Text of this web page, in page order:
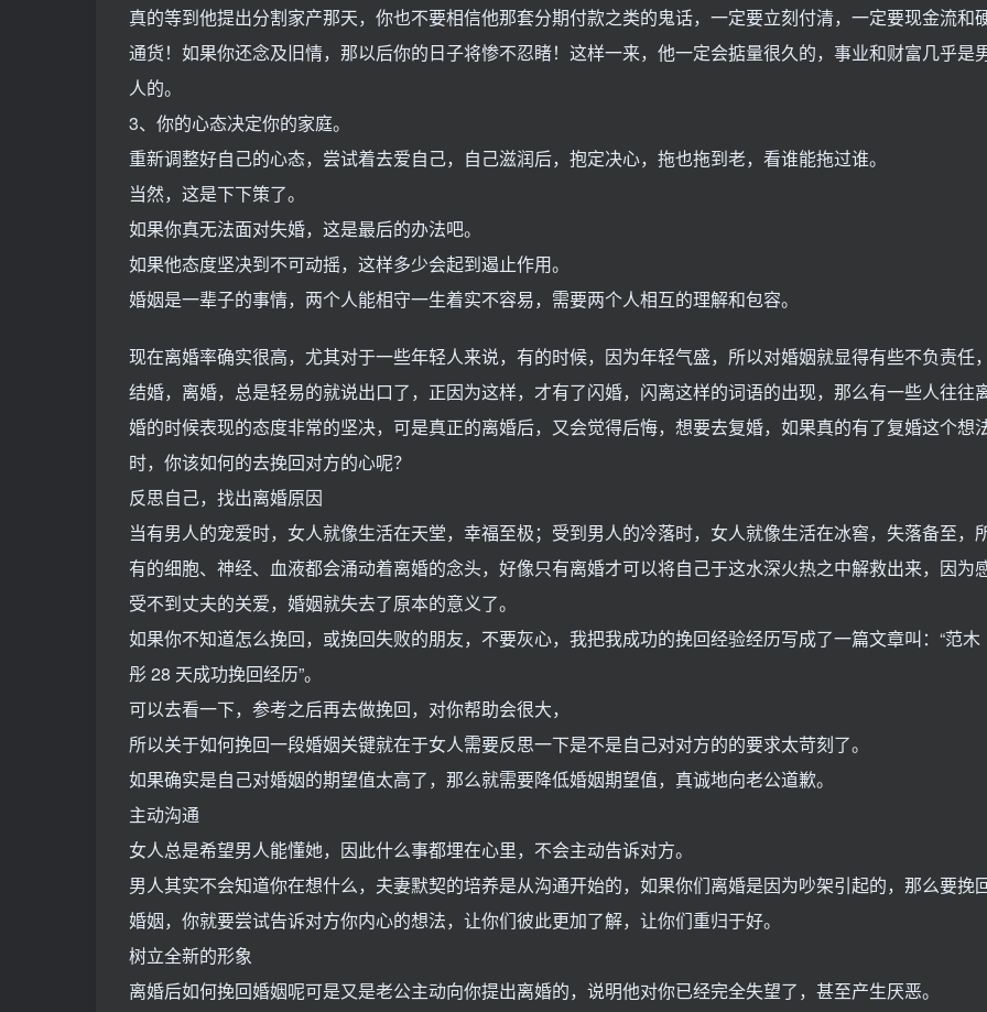
真的等到他提出分割家产那天，你也不要相信他那套分期付款之类的鬼话，一定要立刻付清，一定要现金流和
通货！如果你还念及旧情，那以后你的日子将惨不忍睹！这样一来，他一定会掂量很久的，事业和财富几乎是
人的。
3、你的心态决定你的家庭。
重新调整好自己的心态，尝试着去爱自己，自己滋润后，抱定决心，拖也拖到老，看谁能拖过谁。
当然，这是下下策了。
如果你真无法面对失婚，这是最后的办法吧。
如果他态度坚决到不可动摇，这样多少会起到遏止作用。
婚姻是一辈子的事情，两个人能相守一生着实不容易，需要两个人相互的理解和包容。
现在离婚率确实很高，尤其对于一些年轻人来说，有的时候，因为年轻气盛，所以对婚姻就显得有些不负责任
结婚，离婚，总是轻易的就说出口了，正因为这样，才有了闪婚，闪离这样的词语的出现，那么有一些人往往
婚的时候表现的态度非常的坚决，可是真正的离婚后，又会觉得后悔，想要去复婚，如果真的有了复婚这个想
时，你该如何的去挽回对方的心呢？
反思自己，找出离婚原因
当有男人的宠爱时，女人就像生活在天堂，幸福至极；受到男人的冷落时，女人就像生活在冰窖，失落备至，
有的细胞、神经、血液都会涌动着离婚的念头，好像只有离婚才可以将自己于这水深火热之中解救出来，因为
受不到丈夫的关爱，婚姻就失去了原本的意义了。
如果你不知道怎么挽回，或挽回失败的朋友，不要灰心，我把我成功的挽回经验经历写成了一篇文章叫：“范木
彤 28 天成功挽回经历”。
可以去看一下，参考之后再去做挽回，对你帮助会很大，
所以关于如何挽回一段婚姻关键就在于女人需要反思一下是不是自己对对方的的要求太苛刻了。
如果确实是自己对婚姻的期望值太高了，那么就需要降低婚姻期望值，真诚地向老公道歉。
主动沟通
女人总是希望男人能懂她，因此什么事都埋在心里，不会主动告诉对方。
男人其实不会知道你在想什么，夫妻默契的培养是从沟通开始的，如果你们离婚是因为吵架引起的，那么要挽
婚姻，你就要尝试告诉对方你内心的想法，让你们彼此更加了解，让你们重归于好。
树立全新的形象
离婚后如何挽回婚姻呢可是又是老公主动向你提出离婚的，说明他对你已经完全失望了，甚至产生厌恶。